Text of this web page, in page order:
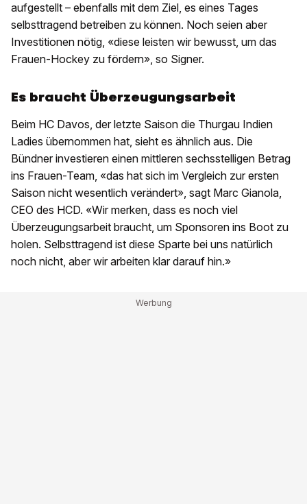
aufgestellt – ebenfalls mit dem Ziel, es eines Tages
selbsttragend betreiben zu können. Noch seien aber
Investitionen nötig, «diese leisten wir bewusst, um das
Frauen-Hockey zu fördern», so Signer.
Es braucht Überzeugungsarbeit
Beim HC Davos, der letzte Saison die Thurgau Indien
Ladies übernommen hat, sieht es ähnlich aus. Die
Bündner investieren einen mittleren sechsstelligen Betrag
ins Frauen-Team, «das hat sich im Vergleich zur ersten
Saison nicht wesentlich verändert», sagt Marc Gianola,
CEO des HCD. «Wir merken, dass es noch viel
Überzeugungsarbeit braucht, um Sponsoren ins Boot zu
holen. Selbsttragend ist diese Sparte bei uns natürlich
noch nicht, aber wir arbeiten klar darauf hin.»